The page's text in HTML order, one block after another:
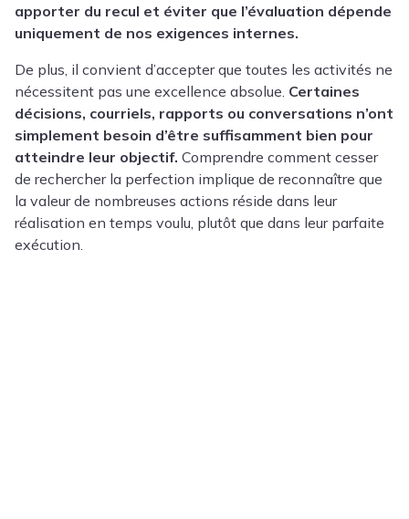
apporter du recul et éviter que l’évaluation dépende
uniquement de nos exigences internes.
De plus, il convient d’accepter que toutes les activités ne
nécessitent pas une excellence absolue. Certaines
décisions, courriels, rapports ou conversations n’ont
simplement besoin d’être suffisamment bien pour
atteindre leur objectif. Comprendre comment cesser
de rechercher la perfection implique de reconnaître que
la valeur de nombreuses actions réside dans leur
réalisation en temps voulu, plutôt que dans leur parfaite
exécution.